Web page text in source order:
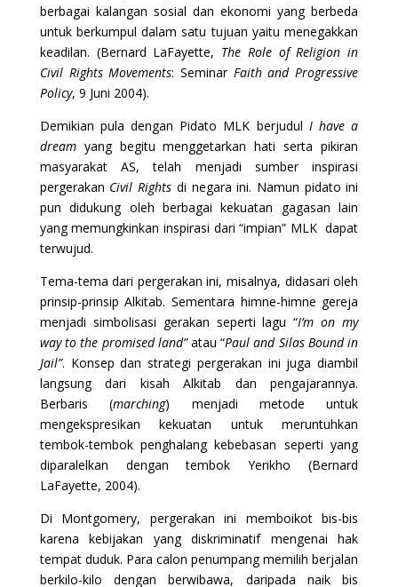
berbagai kalangan sosial dan ekonomi yang berbeda
untuk berkumpul dalam satu tujuan yaitu menegakkan
keadilan. (Bernard LaFayette, The Role of Religion in
Civil Rights Movements: Seminar Faith and Progressive
Policy, 9 Juni 2004).
Demikian pula dengan Pidato MLK berjudul I have a
dreamyang begitu menggetarkan hati serta pikiran
masyarakat AS, telah menjadi sumber inspirasi
pergerakan Civil Rights di negara ini. Namun pidato ini
pun didukung oleh berbagai kekuatan gagasan lain
yang memungkinkan inspirasi dari “impian” MLK dapat
terwujud.
Tema-tema dari pergerakan ini, misalnya, didasari oleh
prinsip-prinsip Alkitab. Sementara himne-himne gereja
menjadi simbolisasi gerakan seperti lagu “I’m on my
way to the promised land”atau “Paul and Silas Bound in
Jail”. Konsep dan strategi pergerakan ini juga diambil
langsung dari kisah Alkitab dan pengajarannya.
Berbaris (marching) menjadi metode untuk
mengekspresikan kekuatan untuk meruntuhkan
tembok-tembok penghalang kebebasan seperti yang
diparalelkan dengan tembok Yerikho (Bernard
LaFayette, 2004).
Di Montgomery, pergerakan ini memboikot bis-bis
karena kebijakan yang diskriminatif mengenai hak
tempat duduk. Para calon penumpang memilih berjalan
berkilo-kilo dengan berwibawa, daripada naik bis